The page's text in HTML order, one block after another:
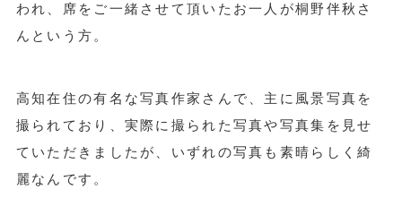
われ、
席をご一緒させて頂いたお一人が桐野伴秋さ
んという方。
高知在住の有名な写真作家さんで、主に風景写真を
撮られており、実際に撮られた写真や写真集を見せ
ていただきましたが、いずれの写真も素晴らしく綺
麗なんです。